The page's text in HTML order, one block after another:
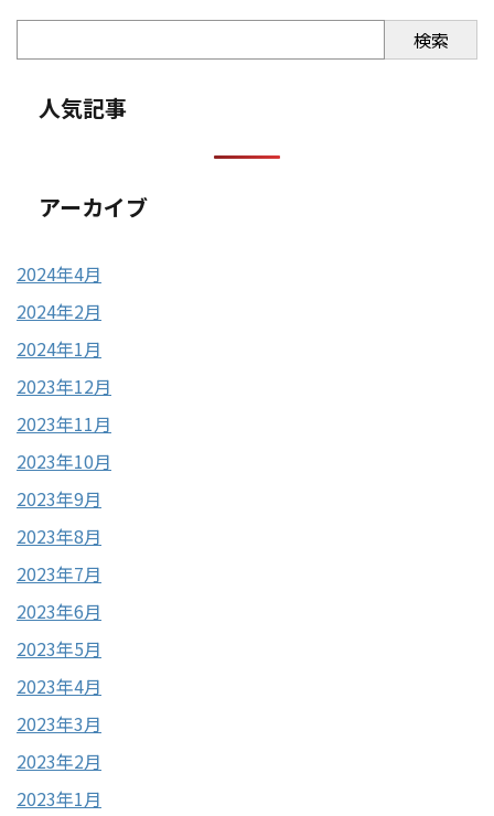
検索
人気記事
アーカイブ
2024年4月
2024年2月
2024年1月
2023年12月
2023年11月
2023年10月
2023年9月
2023年8月
2023年7月
2023年6月
2023年5月
2023年4月
2023年3月
2023年2月
2023年1月